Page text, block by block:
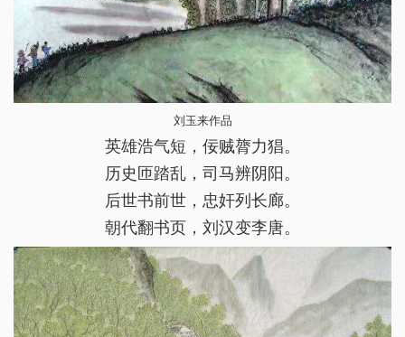
刘玉来作品
英雄浩气短，佞贼膂力猖。
历史匝踏乱，司马辨阴阳。
后世书前世，忠奸列长廊。
朝代翻书页，刘汉变李唐。